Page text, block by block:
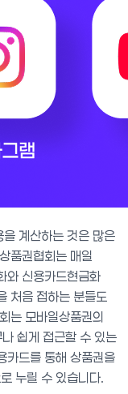
계산하는 것은 많은
품권협회는 매일
와 신용카드현금화
처음 접하는 분들도
는 모바일상품권의
쉽게 접근할 수 있는
카드를 통해 상품권을
누릴 수 있습니다.